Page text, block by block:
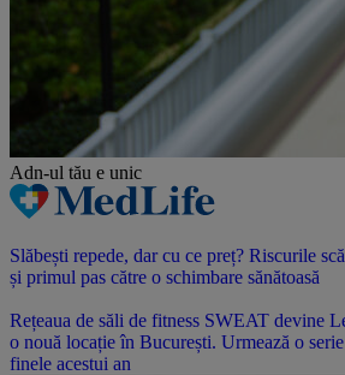
Adn-ul tău e unic
Slăbești repede, dar cu ce preț? Riscurile
și primul pas către o schimbare sănătoasă
Rețeaua de săli de fitness SWEAT devine
o nouă locație în București. Urmează o
finele acestui an